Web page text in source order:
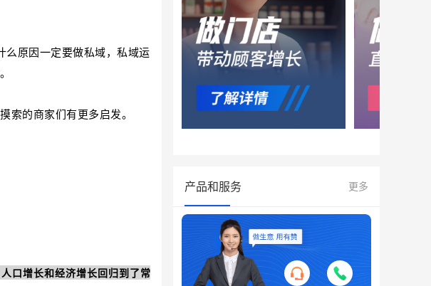
么原因一定要做私域，私域运
索的商家们有更多启发。
口增长和经济增长回归到了常
产品和服务 更多